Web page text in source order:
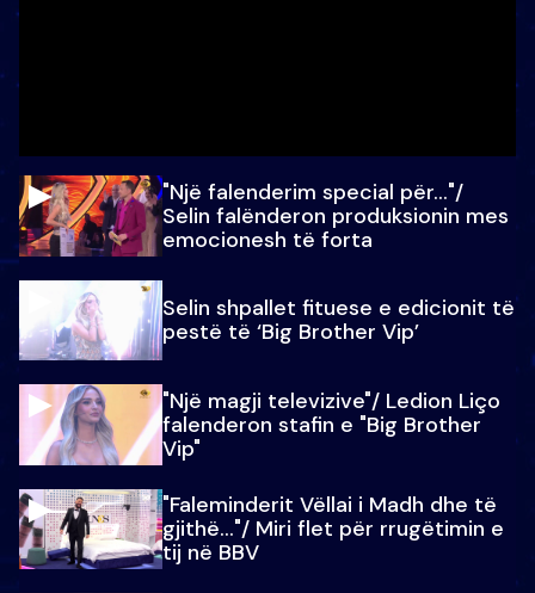
"Një falenderim special për…"/
Selin falënderon produksionin mes
emocionesh të forta
Selin shpallet fituese e edicionit të
pestë të ‘Big Brother Vip’
"Një magji televizive"/ Ledion Liço
falenderon stafin e "Big Brother
Vip"
"Faleminderit Vëllai i Madh dhe të
gjithë…"/ Miri flet për rrugëtimin e
tij në BBV